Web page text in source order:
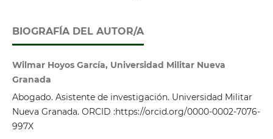
BIOGRAFÍA DEL AUTOR/A
Wilmar Hoyos García, Universidad Militar Nueva
Granada
Abogado. Asistente de investigación. Universidad Militar
Nueva Granada. ORCID :https://orcid.org/0000-0002-7076-
997X